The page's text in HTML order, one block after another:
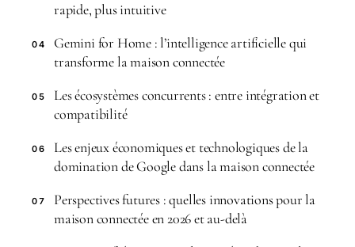
rapide, plus intuitive
04
Gemini for Home : l’intelligence artificielle qui
transforme la maison connectée
05
Les écosystèmes concurrents : entre intégration et
compatibilité
06
Les enjeux économiques et technologiques de la
domination de Google dans la maison connectée
07
Perspectives futures : quelles innovations pour la
maison connectée en 2026 et au-delà